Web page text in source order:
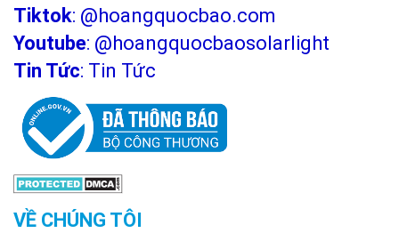
Tiktok: @hoangquocbao.com
Youtube: @hoangquocbaosolarlight
Tin Tức: Tin Tức
VỀ CHÚNG TÔI